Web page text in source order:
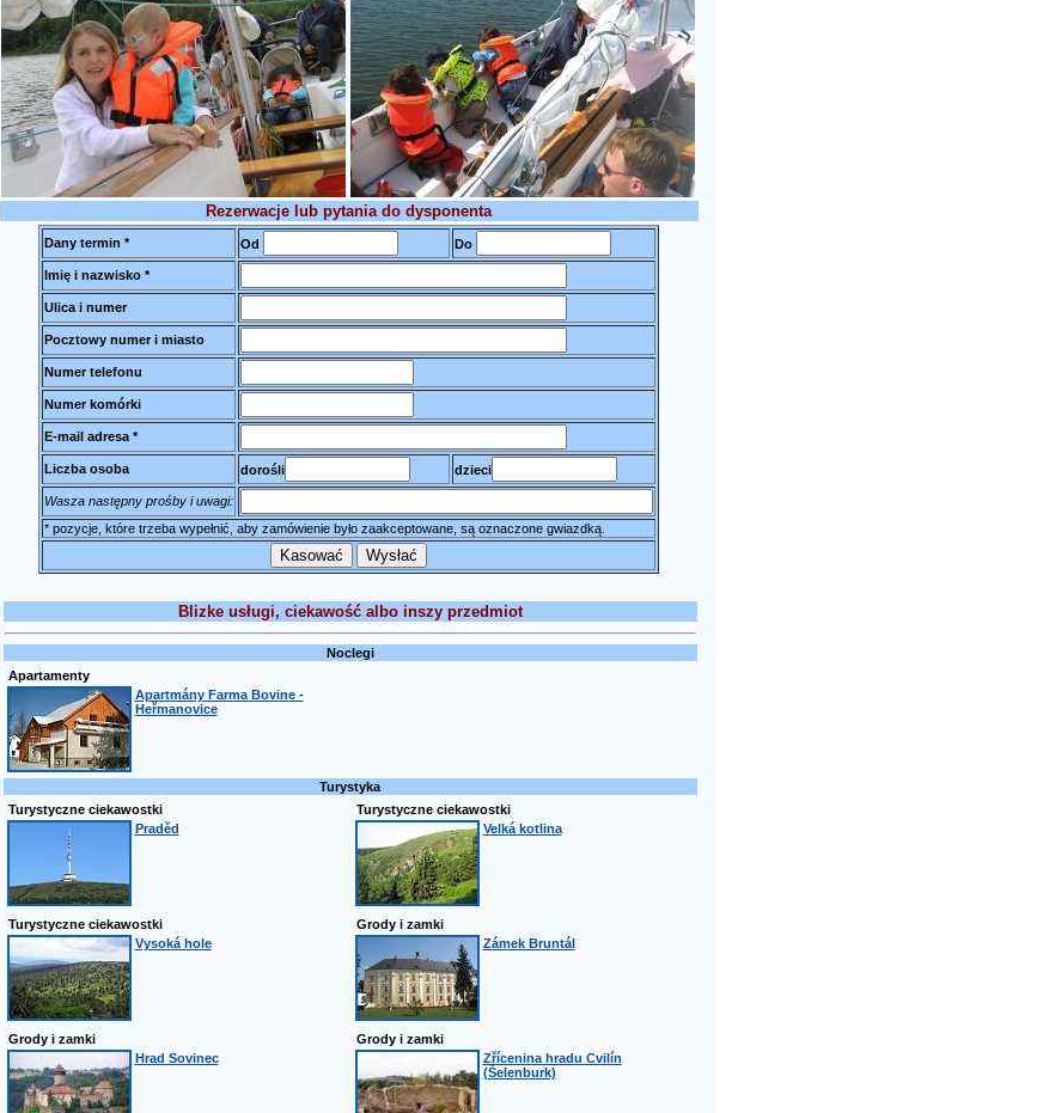
Rezerwacje lub pytania do dysponenta
Dany termin * Od Do
Imię i nazwisko *
Ulica i numer
Pocztowy numer i miasto
Numer telefonu
Numer komórki
E-mail adresa *
Liczba osoba dorośli dzieci
Wasza następny prośby i uwagi:
* pozycje, które trzeba wypełnić, aby zamówienie było zaakceptowane, są oznaczone gwiazdką.
Blizke usługi, ciekawość albo inszy przedmiot
Noclegi
Apartamenty
Apartmány Farma Bovine -
Heřmanovice
Turystyka
Turystyczne ciekawostki
Praděd
Turystyczne ciekawostki
Velká kotlina
Turystyczne ciekawostki
Vysoká hole
Grody i zamki
Zámek Bruntál
Grody i zamki
Hrad Sovinec
Grody i zamki
Zřícenina hradu Cvilín
(Šelenburk)